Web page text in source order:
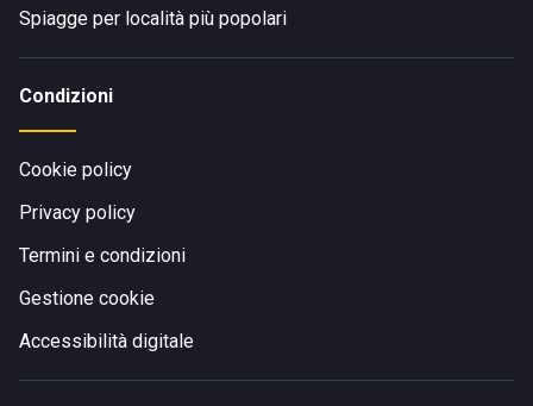
Spiagge per località più popolari
Condizioni
Cookie policy
Privacy policy
Termini e condizioni
Gestione cookie
Accessibilità digitale